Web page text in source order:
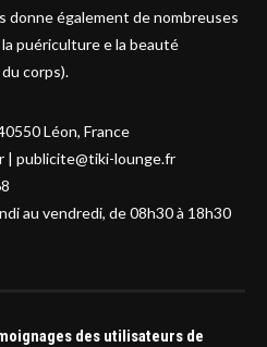
donne également de nombreuses
puériculture e la beauté
corps).
Léon, France
| publicite@tiki-lounge.fr
au vendredi, de 08h30 à 18h30
des utilisateurs de